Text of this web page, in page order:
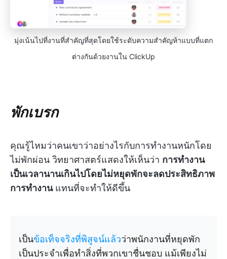
มุ่งเน้นไปที่งานที่สำคัญที่สุดโดยใช้ระดับความสำคัญห้าแบบที่แตก
ต่างกันด้วยงานใน ClickUp
พักเบรก
คุณรู้ไหมว่าคนเขาว่าอย่างไรกับการทำงานหนักโดย
ไม่พักผ่อน วิทยาศาสตร์แสดงให้เห็นว่า การทำงาน
เป็นเวลานานเกินไปโดยไม่หยุดพักจะลดประสิทธิภาพ
การทำงานแทนที่จะทำให้ดีขึ้น
เป็นข้อเท็จจริงที่พิสูจน์แล้วว่าพนักงานที่หยุดพัก
เป็นประจำเพื่อทำสิ่งที่พวกเขาชื่นชอบ แม้เพียงไม่